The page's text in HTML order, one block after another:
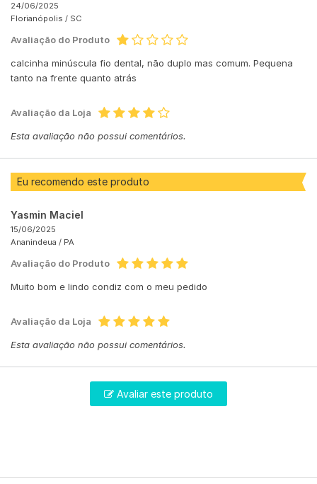
24/06/2025
Florianópolis / SC
Avaliação do Produto
calcinha minúscula fio dental, não duplo mas comum. Pequena
tanto na frente quanto atrás
Avaliação da Loja
Esta avaliação não possui comentários.
Eu recomendo este produto
Yasmin Maciel
15/06/2025
Ananindeua / PA
Avaliação do Produto
Muito bom e lindo condiz com o meu pedido
Avaliação da Loja
Esta avaliação não possui comentários.
Avaliar este produto